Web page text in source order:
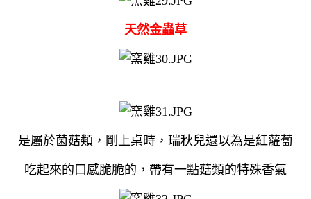
天然金蟲草
是屬於菌菇類，剛上桌時，瑞秋兒還以為是紅蘿蔔
吃起來的口感脆脆的，帶有一點菇類的特殊香氣